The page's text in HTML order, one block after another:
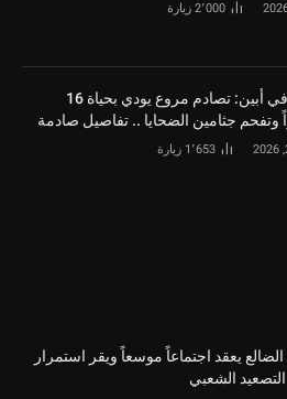
2٬000 زيارة
فاجعة في أبين: تصادم مروع يودي بحياة 16
وتفحم جثامين الضحايا .. تفاصيل صادمة
1٬653 زيارة
الضالع يعقد اجتماعاً موسعاً ويقر استمرار
الشعبي